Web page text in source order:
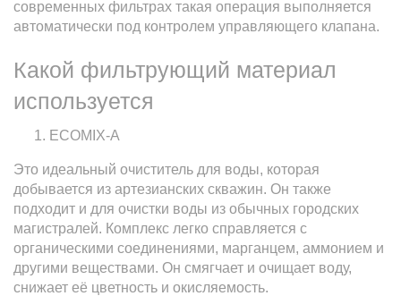
современных фильтрах такая операция выполняется
автоматически под контролем управляющего клапана.
Какой фильтрующий материал
используется
ECOMIX-A
Это идеальный очиститель для воды, которая
добывается из артезианских скважин. Он также
подходит и для очистки воды из обычных городских
магистралей. Комплекс легко справляется с
органическими соединениями, марганцем, аммонием и
другими веществами. Он смягчает и очищает воду,
снижает её цветность и окисляемость.